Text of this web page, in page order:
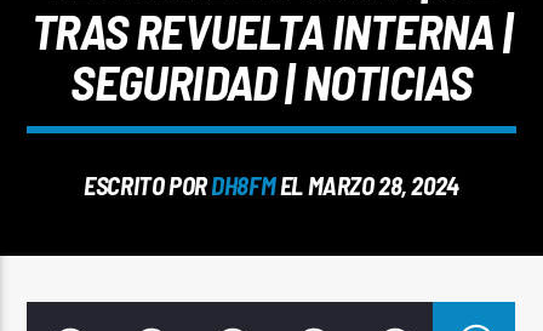
CANCIÓN ACTUAL
TÍTULO
TRAS REVUELTA INTERNA |
SEGURIDAD | NOTICIAS
ESCRITO PORDH8FMEL MARZO 28, 2024